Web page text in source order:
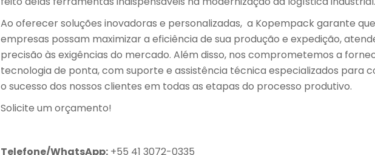
Ao oferecer soluções inovadoras e personalizadas, a Kopempack garante
empresas possam maximizar a eficiência de sua produção e expedição,
precisão às exigências do mercado. Além disso, nos comprometemos a
tecnologia de ponta, com suporte e assistência técnica especializados para
o sucesso dos nossos clientes em todas as etapas do processo produtivo.
Solicite um orçamento!
Telefone/WhatsApp: +55 41 3072-0335